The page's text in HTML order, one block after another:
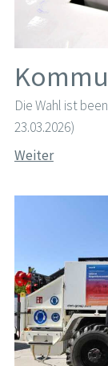
Die Wahl ist
23.03.2026)
Weiter